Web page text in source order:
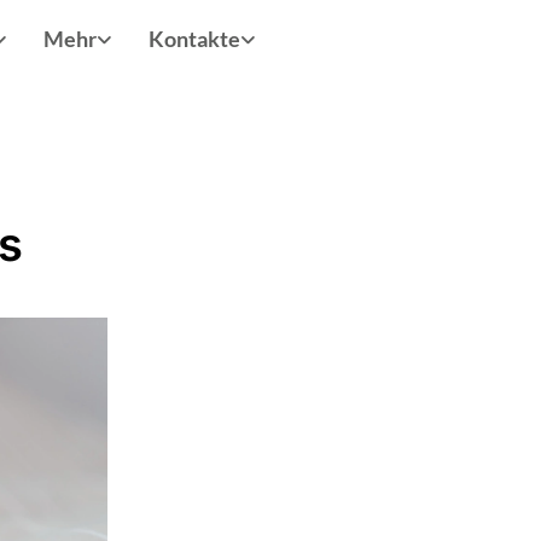
Mehr Kontakte